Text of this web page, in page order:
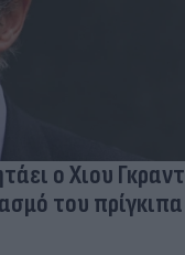
ο Χιου Γκραντ
του πρίγκιπα